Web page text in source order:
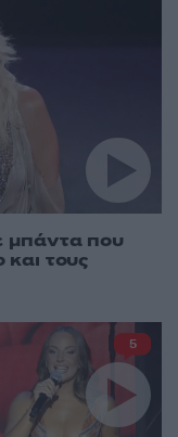
μπάντα που
τους
5